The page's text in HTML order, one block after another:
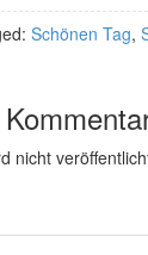
Schönen Tag,
nicht